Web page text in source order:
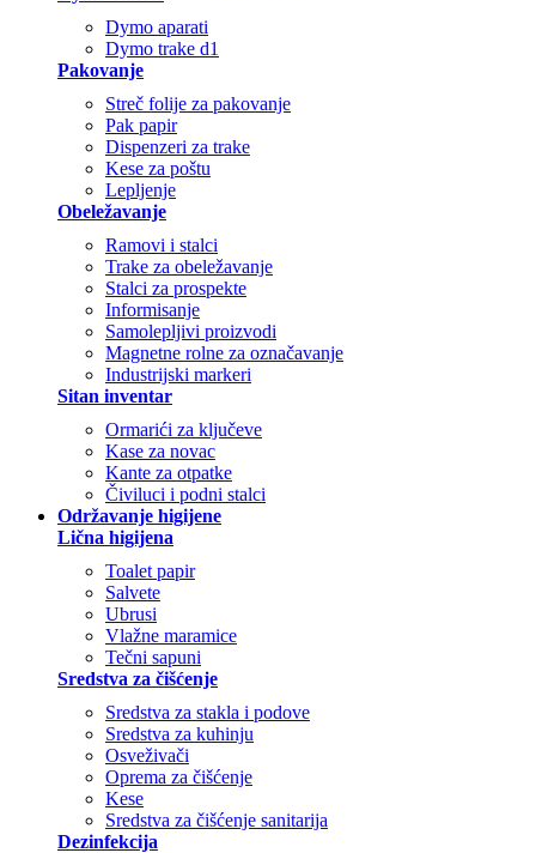
Dymo aparati
Dymo trake d1
Pakovanje
Streč folije za pakovanje
Pak papir
Dispenzeri za trake
Kese za poštu
Lepljenje
Obeležavanje
Ramovi i stalci
Trake za obeležavanje
Stalci za prospekte
Informisanje
Samolepljivi proizvodi
Magnetne rolne za označavanje
Industrijski markeri
Sitan inventar
Ormarići za ključeve
Kase za novac
Kante za otpatke
Čiviluci i podni stalci
Održavanje higijene
Lična higijena
Toalet papir
Salvete
Ubrusi
Vlažne maramice
Tečni sapuni
Sredstva za čišćenje
Sredstva za stakla i podove
Sredstva za kuhinju
Osveživači
Oprema za čišćenje
Kese
Sredstva za čišćenje sanitarija
Dezinfekcija